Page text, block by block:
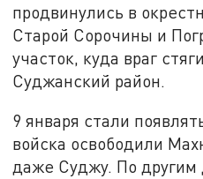
продвинулись в
Старой Сорочины и
участок, куда враг
Суджанский район.
9 января стали
войска освободили
даже Суджу. По